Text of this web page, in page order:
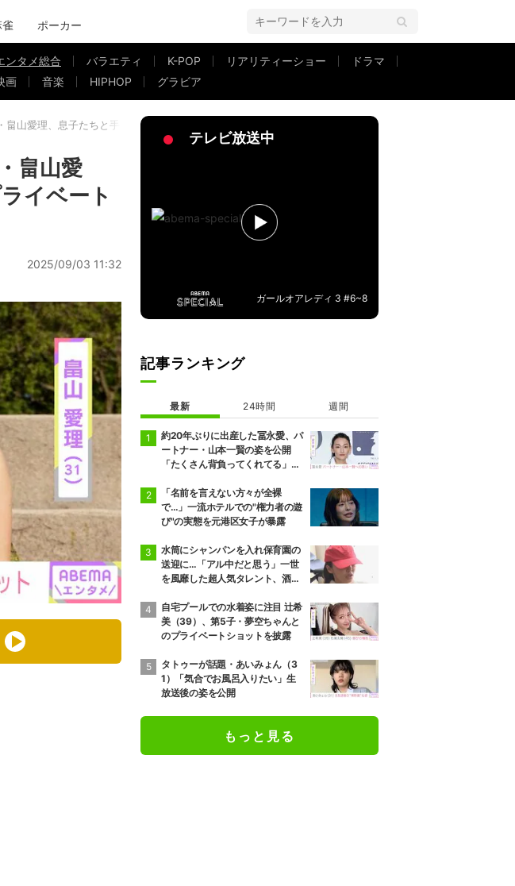
雀 ポーカー
ンタメ総合 バラエティ K-POP リアリティーショー
ドラマ
画
音楽 HIPHOP グラビア
山愛理、息子たちと手をつないで散歩をするプライベートショット
畠山愛
イベート
2025/09/03 11:32
テレビ放送中
ガールオアレディ 3 #6~8
記事ランキング
最新 24時間 週間
約20年ぶりに出産した冨永愛、パ
ートナー・山本一賢の姿を公開
「たくさん背負ってくれてる」感
「名前を言えない方々が全裸
で…」一流ホテルでの"権力者の遊
び"の実態を元港区女子が暴露
水筒にシャンパンを入れ保育園の
送迎に…「アル中だと思う」一世
を風靡した超人気タレント、酒漬
自宅プールでの水着姿に注目 辻希
美（39）、第5子・夢空ちゃんと
のプライベートショットを披露
タトゥーが話題・あいみょん（3
1）「気合でお風呂入りたい」生
放送後の姿を公開
もっと見る